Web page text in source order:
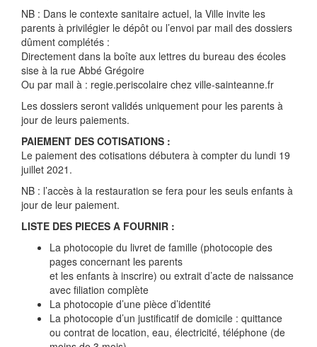
NB : Dans le contexte sanitaire actuel, la Ville invite les
parents à privilégier le dépôt ou l’envoi par mail des dossiers
dûment complétés :
Directement dans la boîte aux lettres du bureau des écoles
sise à la rue Abbé Grégoire
Ou par mail à : regie.periscolaire chez ville-sainteanne.fr
Les dossiers seront validés uniquement pour les parents à
jour de leurs paiements.
PAIEMENT DES COTISATIONS :
Le paiement des cotisations débutera à compter du lundi 19
juillet 2021.
NB : l’accès à la restauration se fera pour les seuls enfants à
jour de leur paiement.
LISTE DES PIECES A FOURNIR :
La photocopie du livret de famille (photocopie des
pages concernant les parents
et les enfants à inscrire) ou extrait d’acte de naissance
avec filiation complète
La photocopie d’une pièce d’identité
La photocopie d’un justificatif de domicile : quittance
ou contrat de location, eau, électricité, téléphone (de